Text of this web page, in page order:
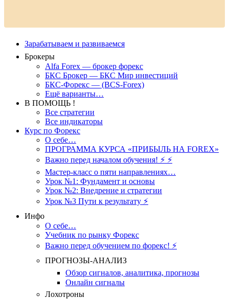
Зарабатываем и развиваемся
Брокеры
Alfa Forex — брокер форекс
БКС Брокер — БКС Мир инвестиций
БКС-Форекс — (BCS-Forex)
Ещё варианты…
В ПОМОЩЬ !
Все стратегии
Все индикаторы
Курс по Форекс
О себе…
ПРОГРАММА КУРСА «ПРИБЫЛЬ НА FOREX»
Важно перед началом обучения! ⚡ ⚡
Мастер-класс о пяти направлениях…
Урок №1: Фундамент и основы
Урок №2: Внедрение и стратегии
Урок №3 Пути к результату ⚡️
Инфо
О себе…
Учебник по рынку Форекс
Важно перед обучением по форекс! ⚡
ПРОГНОЗЫ-АНАЛИЗ
Обзор сигналов, аналитика, прогнозы
Онлайн сигналы
Лохотроны